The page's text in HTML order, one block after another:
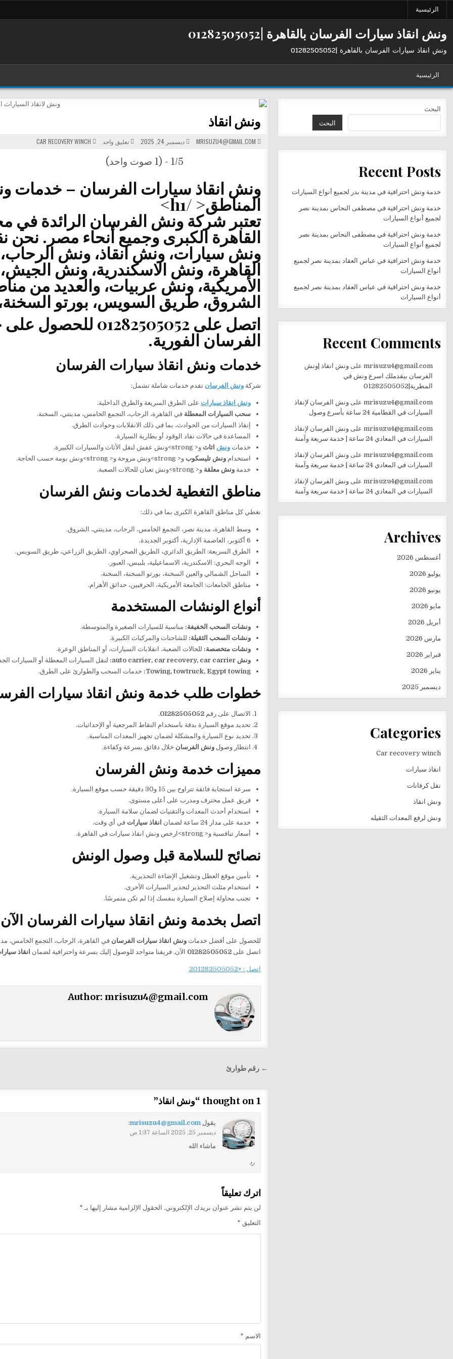
الرئيسية
ونش انقاذ سيارات الفرسان بالقاهرة |01282505052
ونش انقاذ سيارات الفرسان بالقاهرة |01282505052
الرئيسية
ونش انقاذ
MRISUZU4@GMAIL.COM ديسمبر 24, 2025 تعليق واحد على
ونش
POSTED
IN
CAR RECOVERY WINCH
1/5 - (1 صوت واحد)
ونش انقاذ سيارات الفرسان – خدمات
المناطق< /h1>
تعتبر شركة ونش الفرسان الرائدة في
القاهرة الكبرى وجميع أنحاء مصر.
ونش سيارات،ونش انقاذ،ونش الرحاب
القاهرة،ونش الاسكندرية،ونش الجيش
الأمريكية،ونش عربيات، والعديد من
الشروق، طريق السويس، بورتو السخنة،
اتصل على 01282505052 للحصول على
الفرسانالفورية.
خدمات ونش انقاذ سيارات الفرسان
شركةونش الفرسان تقدم خدمات شاملة تشمل:
ونش انقاذ سيارات على الطرق السريعة والطرق الداخلية.
سحب السيارات المعطلة في القاهرة، الرحاب، التجمع الخامس، مدينتي، السخنة.
إنقاذ السيارات من الحوادث، بما في ذلك الانقلابات وحوادث الطرق.
المساعدة في حالات نفاد الوقود أو بطارية السيارة.
خدماتونش اثاث و< strong>ونش عفش لنقل الأثاث والسيارات الكبيرة.
استخدامونش تليسكوب و< strong>ونش مروحة و< strong>ونش بومة حسب الحاجة.
خدمةونش معلقة و< strong>ونش تعبان للحالات الصعبة.
مناطق التغطية لخدمات ونش الفرسان
نغطي كل مناطق القاهرة الكبرى بما في ذلك:
وسط القاهرة، مدينة نصر، التجمع الخامس، الرحاب، مدينتي، الشروق.
6 أكتوبر، العاصمة الإدارية، أكتوبر الجديدة.
الطرق السريعة: الطريق الدائري، الطريق الصحراوي، الطريق الزراعي، طريق السويس.
الوجه البحري: الاسكندرية، الاسماعيلية، بلبيس، العبور.
الساحل الشمالي والعين السخنة، بورتو السخنة، السخنة.
مناطق الجامعات: الجامعة الأمريكية، الحرفيين، حدائق الأهرام.
أنواع الونشات المستخدمة
ونشات السحب الخفيفة: مناسبة للسيارات الصغيرة والمتوسطة.
ونشات السحب الثقيلة: للشاحنات والمركبات الكبيرة.
ونشات متخصصة: للحالات الصعبة، انقلابات السيارات، أو المناطق الوعرة.
ونش auto carrier, car recovery, car carrier:
لنقل السيارات المعطلة أو السيارات
Towing, towtruck, Egypt towing: خدمات السحب والطوارئ على الطرق.
خطوات طلب خدمة ونش انقاذ سيارات
الاتصال على رقم01282505052
.
تحديد موقع السيارة بدقة باستخدام النقاط المرجعية أو الإحداثيات.
تحديد نوع السيارة والمشكلة لضمان تجهيز المعدات المناسبة.
انتظار وصولونش الفرسان خلال دقائق بسرعة وكفاءة.
مميزات خدمة ونش الفرسان
سرعة استجابة فائقة تتراوح بين 15 و30 دقيقة حسب موقع السيارة.
فريق عمل محترف ومدرب على أعلى مستوى.
استخدام أحدث المعدات والتقنيات لضمان سلامة السيارة.
خدمة على مدار 24 ساعة لضمان
انقاذ سيارات في أي وقت.
أسعار تنافسية و< strong>ارخص ونش انقاذ سيارات في القاهرة.
نصائح للسلامة قبل وصول الونش
تأمين موقع العطل وتشغيل الإضاءة التحذيرية.
استخدام مثلث التحذير لتحذير السيارات الأخرى.
تجنب محاولة إصلاح السيارة بنفسك إذا لم تكن متمرسًا.
اتصل بخدمة ونش انقاذ سيارات الفرسان الآن
للحصول على أفضل خدماتونش انقاذ سيارات الفرسان
اتصل على01282505052 الآن. فريقنا متواجد للوصول إليك بسرعة واحترافية لضمان انقاذ
اتصل : +201282505052
Author: mrisuzu4@gmail.com
تصفّح
← رقم طوارئ
1 thought on “ ونش انقاذ”
يقول mrisuzu4@gmail.com
:
ديسمبر 25, 2025 الساعة 1:37 ص
ماشاء الله
رد
اترك تعليقاً
لن يتم نشر عنوان بريدك الإلكتروني. الحقول الإلزامية مشار إليها بـ *
التعليق *
الاسم *
البحث
البحث
Recent Posts
خدمة ونش احترافية في مدينة بدر لجميع أنواع السيارات
خدمة ونش احترافية في مصطفى النحاس بمدينة نصر
لجميع أنواع السيارات
خدمة ونش احترافية في مصطفى النحاس بمدينة نصر
لجميع أنواع السيارات
خدمة ونش احترافية في عباس العقاد بمدينة نصر لجميع
أنواع السيارات
خدمة ونش احترافية في عباس العقاد بمدينة نصر لجميع
أنواع السيارات
Recent Comments
mrisuzu4@gmail.comعلى ونش انقاذ |ونش
الفرسان بيقدملك اسرع ونش في
المطرية|01282505052
mrisuzu4@gmail.comعلى ونش الفرسان لإنقاذ
السيارات في القطامية 24 ساعة بأسرع وصول
mrisuzu4@gmail.comعلى ونش الفرسان لإنقاذ
السيارات في المعادي 24 ساعة | خدمة سريعة وآمنة
mrisuzu4@gmail.comعلى ونش الفرسان لإنقاذ
السيارات في المعادي 24 ساعة | خدمة سريعة وآمنة
mrisuzu4@gmail.comعلى ونش الفرسان لإنقاذ
السيارات في المعادي 24 ساعة | خدمة سريعة وآمنة
Archives
أغسطس 2026
يوليو 2026
يونيو 2026
مايو 2026
أبريل 2026
مارس 2026
فبراير 2026
يناير 2026
ديسمبر 2025
Categories
Car recovery winch
انقاذ سيارات
نقل كرفانات
ونش انقاذ
ونش لرفع المعدات الثقيله